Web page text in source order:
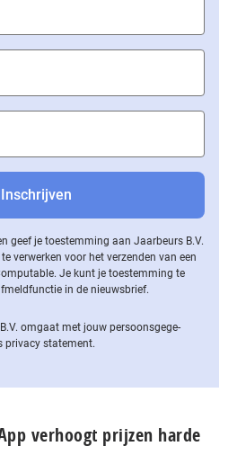
geef je toestemming aan Jaarbeurs B.V.
verwerken voor het verzenden van een
Je kunt je toestemming te
in de nieuwsbrief.
omgaat met jouw per­soons­ge­ge­
privacy statement.
verhoogt prijzen harde